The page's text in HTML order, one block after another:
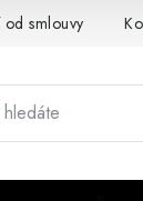
smlouvy